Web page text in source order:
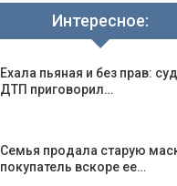
Интересное:
Ехала пьяная и без прав:
ДТП приговорил…
Семья продала старую
покупатель вскоре ее…